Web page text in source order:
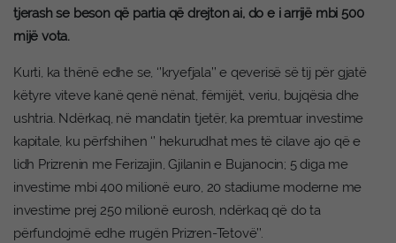
tjerash se beson që partia që drejton ai, do e i arrijë mbi 500
mijë vota.
Kurti, ka thënë edhe se, ‘’kryefjala’’ e qeverisë së tij për gjatë
këtyre viteve kanë qenë nënat, fëmijët, veriu, bujqësia dhe
ushtria. Ndërkaq, në mandatin tjetër, ka premtuar investime
kapitale, ku përfshihen ‘’ hekurudhat mes të cilave ajo që e
lidh Prizrenin me Ferizajin, Gjilanin e Bujanocin; 5 diga me
investime mbi 400 milionë euro, 20 stadiume moderne me
investime prej 250 milionë eurosh, ndërkaq që do ta
përfundojmë edhe rrugën Prizren-Tetovë’’.